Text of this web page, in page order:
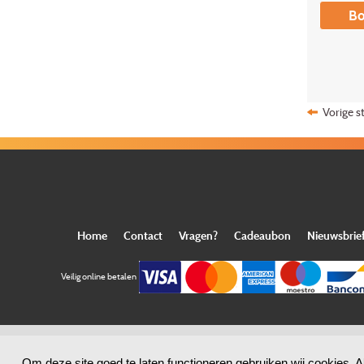
Vorige
Home Contact Vragen? Cadeaubon
Veilig online betalen